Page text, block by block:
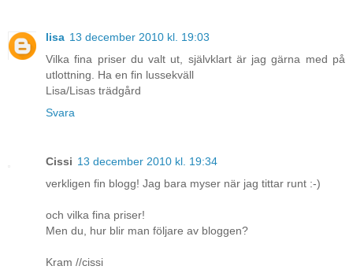
lisa 13 december 2010 kl. 19:03
Vilka fina priser du valt ut, självklart är jag gärna med på
utlottning. Ha en fin lussekväll
Lisa/Lisas trädgård
Svara
Cissi 13 december 2010 kl. 19:34
verkligen fin blogg! Jag bara myser när jag tittar runt :-)
och vilka fina priser!
Men du, hur blir man följare av bloggen?
Kram //cissi